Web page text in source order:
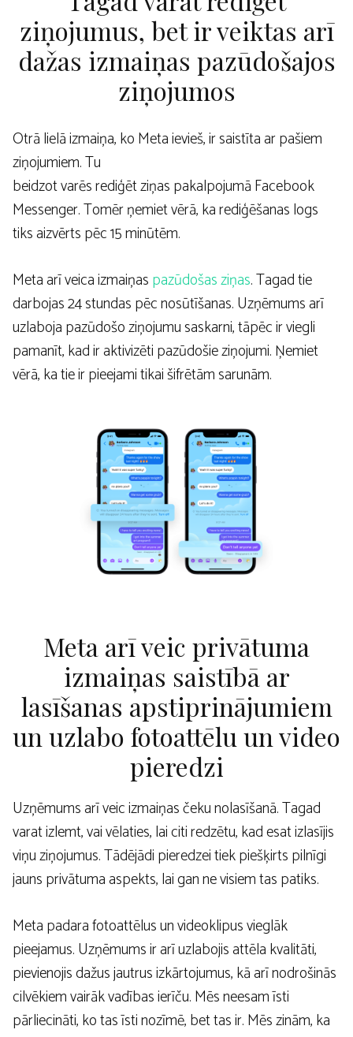
ziņojumus, bet ir veiktas arī
dažas izmaiņas pazūdošajos
ziņojumos
Otrā lielā izmaiņa, ko Meta ievieš, ir saistīta ar pašiem
ziņojumiem. Tu
beidzot varēs rediģēt ziņas pakalpojumā Facebook
Messenger. Tomēr ņemiet vērā, ka rediģēšanas logs
tiks aizvērts pēc 15 minūtēm.
Meta arī veica izmaiņaspazūdošas ziņas. Tagad tie
darbojas 24 stundas pēc nosūtīšanas. Uzņēmums arī
uzlaboja pazūdošo ziņojumu saskarni, tāpēc ir viegli
pamanīt, kad ir aktivizēti pazūdošie ziņojumi. Ņemiet
vērā, ka tie ir pieejami tikai šifrētām sarunām.
Meta arī veic privātuma
izmaiņas saistībā ar
lasīšanas apstiprinājumiem
un uzlabo fotoattēlu un video
pieredzi
Uzņēmums arī veic izmaiņas čeku nolasīšanā. Tagad
varat izlemt, vai vēlaties, lai citi redzētu, kad esat izlasījis
viņu ziņojumus. Tādējādi pieredzei tiek piešķirts pilnīgi
jauns privātuma aspekts, lai gan ne visiem tas patiks.
Meta padara fotoattēlus un videoklipus vieglāk
pieejamus. Uzņēmums ir arī uzlabojis attēla kvalitāti,
pievienojis dažus jautrus izkārtojumus, kā arī nodrošinās
cilvēkiem vairāk vadības ierīču. Mēs neesam īsti
pārliecināti, ko tas īsti nozīmē, bet tas ir. Mēs zinām, ka